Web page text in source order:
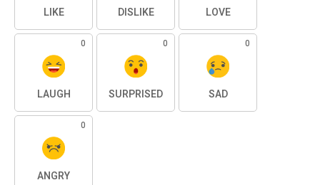
LIKE DISLIKE LOVE
0
LAUGH
0
SURPRISED
0
SAD
0
ANGRY